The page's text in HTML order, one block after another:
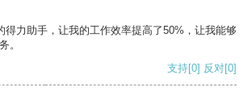
得力助手，让我的工作效率提高了50%，让我能够
。
支持[0] 反对[0]